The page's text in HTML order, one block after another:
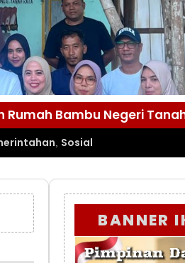
Bambu Negeri
Sosial
BANNER